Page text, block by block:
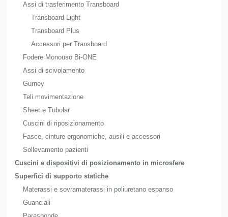
Assi di trasferimento Transboard
Transboard Light
Transboard Plus
Accessori per Transboard
Fodere Monouso Bi-ONE
Assi di scivolamento
Gurney
Teli movimentazione
Sheet e Tubolar
Cuscini di riposizionamento
Fasce, cinture ergonomiche, ausili e accessori
Sollevamento pazienti
Cuscini e dispositivi di posizionamento in microsfere
Superfici di supporto statiche
Materassi e sovramaterassi in poliuretano espanso
Guanciali